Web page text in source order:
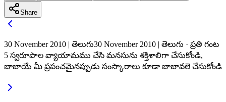
Share
30 November 2010 | తెలుగు30 November 2010 | తెలుగు · ప్రతి గంట
5 స్వరూపాల వ్యాయామము చేసి మనసును శక్తిశాలిగా చేసుకోండి,
బాబాయే మీ ప్రపంచమైనప్పుడు సంస్కారాలు కూడా బాబావలె చేసుకోండి